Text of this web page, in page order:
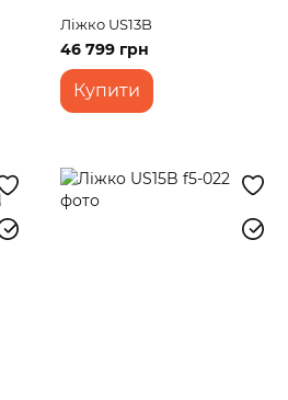
Ліжко US13B
46 799 грн
Купити